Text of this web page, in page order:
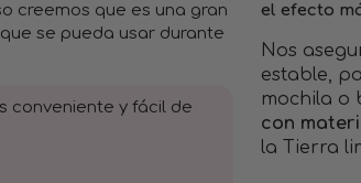
creemos que es una gran
se pueda usar durante
conveniente y fácil de
el efecto
Nos
estable,
mochila o
con
la Tierra